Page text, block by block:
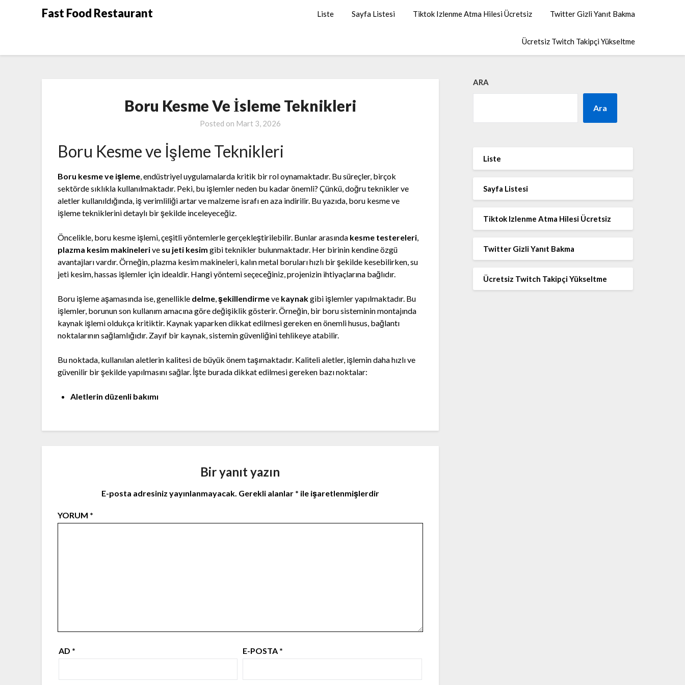
Fast Food Restaurant Liste Sayfa Listesi Tiktok Izlenme Atma Hilesi Ücretsiz Twitter Gizli Yanıt Bakma
Ücretsiz Twitch Takipçi Yükseltme
Boru Kesme Ve İsleme Teknikleri
Posted on Mart 3, 2026
Boru Kesme ve İşleme Teknikleri
Boru kesme ve işleme, endüstriyel uygulamalarda kritik bir rol oynamaktadır. Bu süreçler, birçok
sektörde sıklıkla kullanılmaktadır. Peki, bu işlemler neden bu kadar önemli? Çünkü, doğru teknikler ve
aletler kullanıldığında, iş verimliliği artar ve malzeme israfı en aza indirilir. Bu yazıda, boru kesme ve
işleme tekniklerini detaylı bir şekilde inceleyeceğiz.
Öncelikle, boru kesme işlemi, çeşitli yöntemlerle gerçekleştirilebilir. Bunlar arasında kesme testereleri,
plazma kesim makinelerive su jeti kesim gibi teknikler bulunmaktadır. Her birinin kendine özgü
avantajları vardır. Örneğin, plazma kesim makineleri, kalın metal boruları hızlı bir şekilde kesebilirken, su
jeti kesim, hassas işlemler için idealdir. Hangi yöntemi seçeceğiniz, projenizin ihtiyaçlarına bağlıdır.
Boru işleme aşamasında ise, genellikle delme,şekillendirmeve kaynakgibi işlemler yapılmaktadır. Bu
işlemler, borunun son kullanım amacına göre değişiklik gösterir. Örneğin, bir boru sisteminin montajında
kaynak işlemi oldukça kritiktir. Kaynak yaparken dikkat edilmesi gereken en önemli husus, bağlantı
noktalarının sağlamlığıdır. Zayıf bir kaynak, sistemin güvenliğini tehlikeye atabilir.
Bu noktada, kullanılan aletlerin kalitesi de büyük önem taşımaktadır. Kaliteli aletler, işlemin daha hızlı ve
güvenilir bir şekilde yapılmasını sağlar. İşte burada dikkat edilmesi gereken bazı noktalar:
Aletlerin düzenli bakımı
Bir yanıt yazın
E-posta adresiniz yayınlanmayacak. Gerekli alanlar * ile işaretlenmişlerdir
YORUM *
AD * E-POSTA *
ARA
Ara
Liste
Sayfa Listesi
Tiktok Izlenme Atma Hilesi Ücretsiz
Twitter Gizli Yanıt Bakma
Ücretsiz Twitch Takipçi Yükseltme